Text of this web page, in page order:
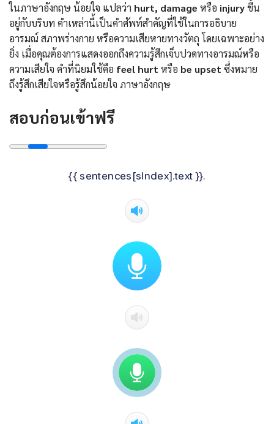
ในภาษาอังกฤษ น้อยใจ แปลว่า hurt, damage หรือ injuryขึ้น
อยู่กับบริบท คำเหล่านี้เป็นคำศัพท์สำคัญที่ใช้ในการอธิบาย
อารมณ์ สภาพร่างกาย หรือความเสียหายทางวัตถุ โดยเฉพาะอย่าง
ยิ่ง เมื่อคุณต้องการแสดงออกถึงความรู้สึกเจ็บปวดทางอารมณ์หรือ
ความเสียใจ คำที่นิยมใช้คือ feel hurt หรือ be upset ซึ่งหมาย
ถึงรู้สึกเสียใจหรือรู้สึกน้อยใจ ภาษาอังกฤษ
สอบก่อนเข้าฟรี
{{ sentences[sIndex].text }}.